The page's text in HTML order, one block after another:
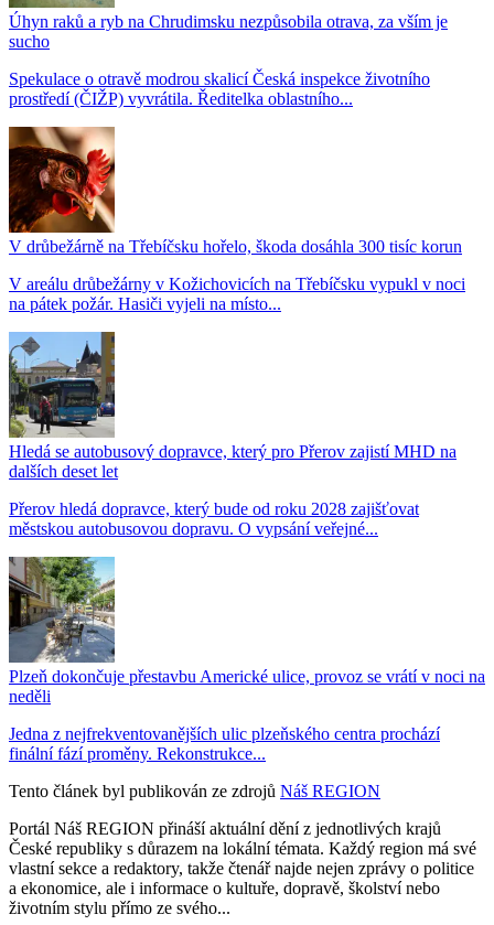
Úhyn raků a ryb na Chrudimsku nezpůsobila otrava, za vším je
sucho
Spekulace o otravě modrou skalicí Česká inspekce životního
prostředí (ČIŽP) vyvrátila. Ředitelka oblastního...
V drůbežárně na Třebíčsku hořelo, škoda dosáhla 300 tisíc korun
V areálu drůbežárny v Kožichovicích na Třebíčsku vypukl v noci
na pátek požár. Hasiči vyjeli na místo...
Hledá se autobusový dopravce, který pro Přerov zajistí MHD na
dalších deset let
Přerov hledá dopravce, který bude od roku 2028 zajišťovat
městskou autobusovou dopravu. O vypsání veřejné...
Plzeň dokončuje přestavbu Americké ulice, provoz se vrátí v noci na
neděli
Jedna z nejfrekventovanějších ulic plzeňského centra prochází
finální fází proměny. Rekonstrukce...
Tento článek byl publikován ze zdrojů Náš REGION
Portál Náš REGION přináší aktuální dění z jednotlivých krajů
České republiky s důrazem na lokální témata. Každý region má své
vlastní sekce a redaktory, takže čtenář najde nejen zprávy o politice
a ekonomice, ale i informace o kultuře, dopravě, školství nebo
životním stylu přímo ze svého...